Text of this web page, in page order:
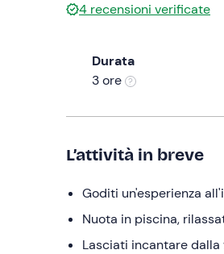
4 recensioni verificate
Durata
3 ore
L’attività in breve
Goditi un'esperienza
Nuota in piscina,
Lasciati incantare